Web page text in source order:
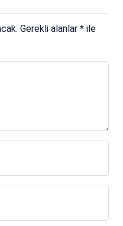
Gerekli alanlar * ile